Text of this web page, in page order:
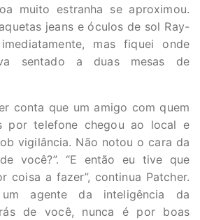
muito estranha se aproximou.
jeans e óculos de sol Ray-
mas fiquei onde
sentado a duas mesas de
conta que um amigo com quem
por telefone chegou ao local e
vigilância. Não notou o cara da
você?”. “E então eu tive que
coisa a fazer”, continua Patcher.
um agente da inteligência da
de você, nunca é por boas